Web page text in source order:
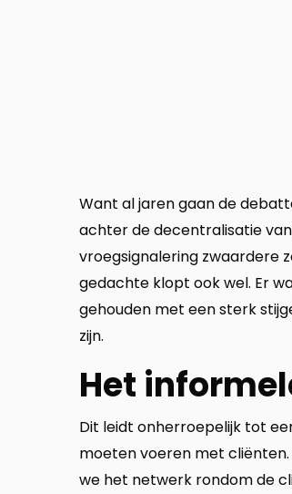
Want al jaren gaan de
achter de decentralisatie
vroegsignalering zwaardere
gedachte klopt ook wel. Er
gehouden met een sterk
zijn.
Het
Dit leidt onherroepelijk tot
moeten voeren met cliënten.
we het netwerk rondom de